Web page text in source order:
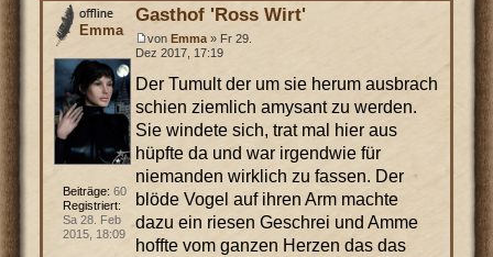
Gasthof 'Ross Wirt'
von Emma» Fr 29.
Dez 2017, 17:19
Der Tumult der um sie herum ausbrach
schien ziemlich amysant zu werden.
Sie windete sich, trat mal hier aus
hüpfte da und war irgendwie für
niemanden wirklich zu fassen. Der
blöde Vogel auf ihren Arm machte
dazu ein riesen Geschrei und Amme
hoffte vom ganzen Herzen das das
Emma
Beiträge: 60
Registriert:
Sa 28. Feb
2015, 18:09